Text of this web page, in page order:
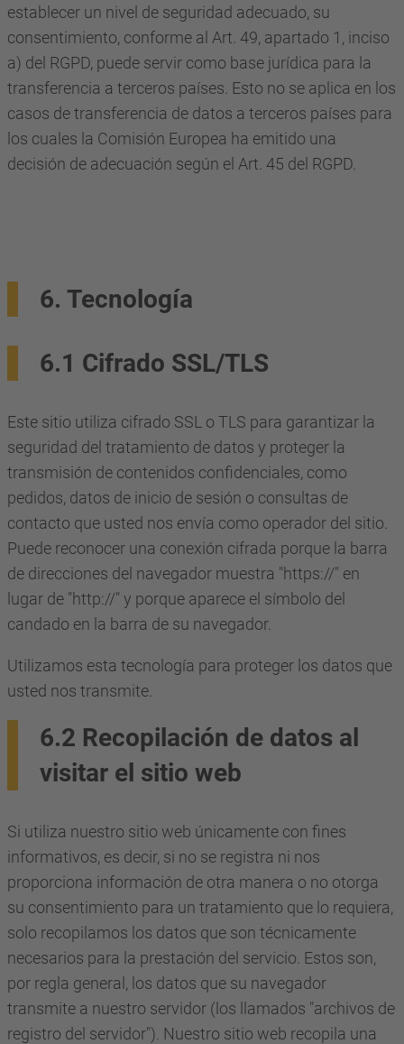
establecer un nivel de seguridad adecuado, su
consentimiento, conforme al Art. 49, apartado 1, inciso
a) del RGPD, puede servir como base jurídica para la
transferencia a terceros países. Esto no se aplica en los
casos de transferencia de datos a terceros países para
los cuales la Comisión Europea ha emitido una
decisión de adecuación según el Art. 45 del RGPD.
6. Tecnología
6.1 Cifrado SSL/TLS
Este sitio utiliza cifrado SSL o TLS para garantizar la
seguridad del tratamiento de datos y proteger la
transmisión de contenidos confidenciales, como
pedidos, datos de inicio de sesión o consultas de
contacto que usted nos envía como operador del sitio.
Puede reconocer una conexión cifrada porque la barra
de direcciones del navegador muestra "https://" en
lugar de "http://" y porque aparece el símbolo del
candado en la barra de su navegador.
Utilizamos esta tecnología para proteger los datos que
usted nos transmite.
6.2 Recopilación de datos al
visitar el sitio web
Si utiliza nuestro sitio web únicamente con fines
informativos, es decir, si no se registra ni nos
proporciona información de otra manera o no otorga
su consentimiento para un tratamiento que lo requiera,
solo recopilamos los datos que son técnicamente
necesarios para la prestación del servicio. Estos son,
por regla general, los datos que su navegador
transmite a nuestro servidor (los llamados "archivos de
registro del servidor"). Nuestro sitio web recopila una